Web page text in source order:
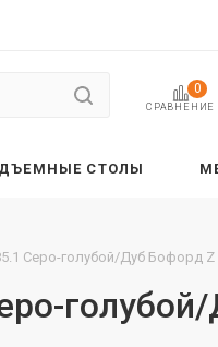
СРАВНЕНИЕ
0
СТОЛЫ
Серо-голубой/Дуб Бофорд Z